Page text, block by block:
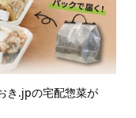
き.jpの宅配惣菜が